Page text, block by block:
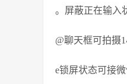
。屏蔽正在输入
@聊天框可拍摄
e锁屏状态可接